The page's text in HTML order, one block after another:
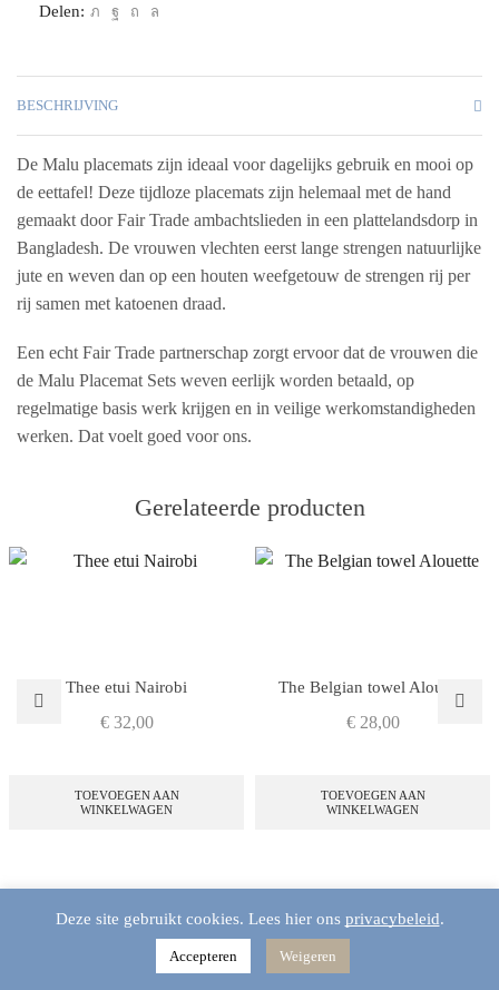
Delen:
BESCHRIJVING
De Malu placemats zijn ideaal voor dagelijks gebruik en mooi op
de eettafel! Deze tijdloze placemats zijn helemaal met de hand
gemaakt door Fair Trade ambachtslieden in een plattelandsdorp in
Bangladesh. De vrouwen vlechten eerst lange strengen natuurlijke
jute en weven dan op een houten weefgetouw de strengen rij per
rij samen met katoenen draad.
Een echt Fair Trade partnerschap zorgt ervoor dat de vrouwen die
de Malu Placemat Sets weven eerlijk worden betaald, op
regelmatige basis werk krijgen en in veilige werkomstandigheden
werken. Dat voelt goed voor ons.
Gerelateerde producten
Thee etui Nairobi
€32,00
TOEVOEGEN AAN
WINKELWAGEN
The Belgian towel Alouette
€28,00
TOEVOEGEN AAN
WINKELWAGEN
Shop Winkelmand
Deze site gebruikt cookies. Lees hier ons privacybeleid.
Accepteren Weigeren